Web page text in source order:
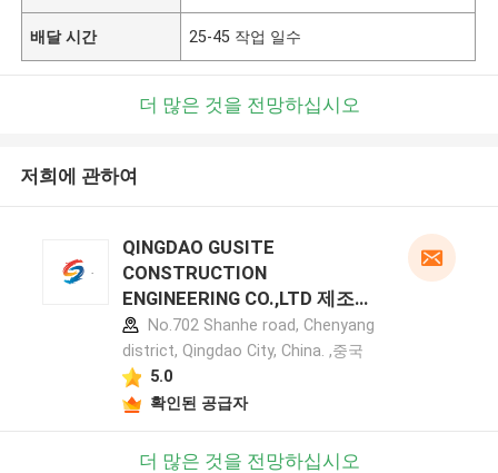
배달 시간 25-45 작업 일수
더 많은 것을 전망하십시오
저희에 관하여
QINGDAO GUSITE
CONSTRUCTION
ENGINEERING CO.,LTD 제조업
체 프로필
No.702 Shanhe road, Chenyang
district, Qingdao City, China. ,중국
5.0
확인된 공급자
더 많은 것을 전망하십시오